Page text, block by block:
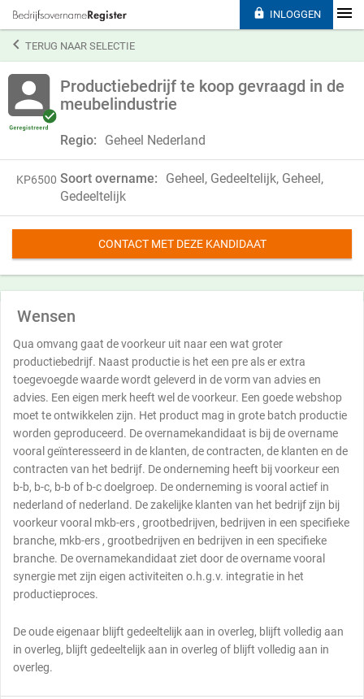
TERUG NAAR SELECTIE
Productiebedrijf te koop gevraagd in de
meubelindustrie
Regio: Geheel Nederland
KP6500 Soort overname:
Geheel, Gedeeltelijk, Geheel,
Gedeeltelijk
CONTACT MET DEZE KANDIDAAT
Wensen
Qua omvang gaat de voorkeur uit naar een wat groter
productiebedrijf. Naast productie is het een pre als er extra
toegevoegde waarde wordt geleverd in de vorm van advies en
advies. Een eigen merk heeft wel de voorkeur. Een goede webshop
moet te ontwikkelen zijn. Het product mag in grote batch productie
worden geproduceerd. De overnamekandidaat is bij de overname
vooral geïnteresseerd in de klanten, de contracten, de klanten en de
contracten van het bedrijf. De onderneming heeft bij voorkeur een
b-b, b-c, b-b of b-c doelgroep. De onderneming is vooral actief in
nederland of nederland. De zakelijke klanten van het bedrijf zijn bij
voorkeur vooral mkb-ers , grootbedrijven, bedrijven in een specifieke
branche, mkb-ers , grootbedrijven en bedrijven in een specifieke
branche. De overnamekandidaat ziet door de overname vooral
synergie met zijn eigen activiteiten o.h.g.v. integratie in het
productieproces.
De oude eigenaar blijft gedeeltelijk aan in overleg, blijft volledig aan
in overleg, blijft gedeeltelijk aan in overleg of blijft volledig aan in
overleg.
 INLOGGEN